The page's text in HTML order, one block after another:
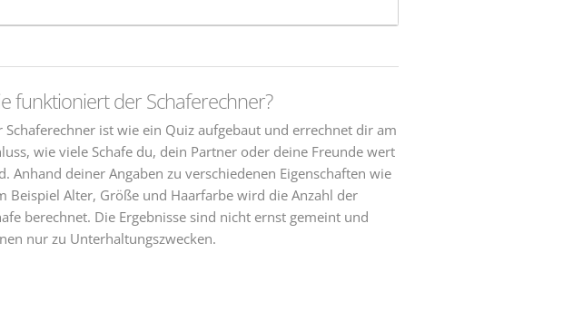
funktioniert der Schaferechner?
Schaferechner ist wie ein Quiz aufgebaut und errechnet dir am
wie viele Schafe du, dein Partner oder deine Freunde wert
Anhand deiner Angaben zu verschiedenen Eigenschaften wie
Beispiel Alter, Größe und Haarfarbe wird die Anzahl der
berechnet. Die Ergebnisse sind nicht ernst gemeint und
nur zu Unterhaltungszwecken.